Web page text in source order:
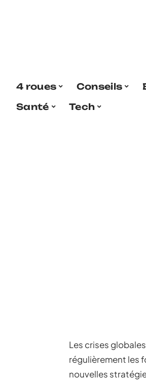
4 roues Conseils
Santé
Tech
Les crises
régulièrement les
nouvelles